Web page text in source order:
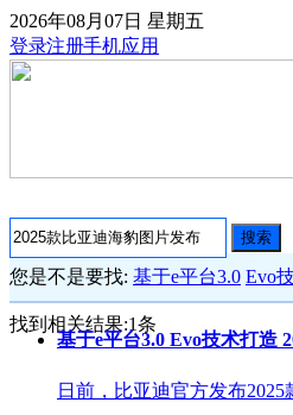
2026年08月07日 星期五
登录注册手机应用
搜索
您是不是要找: 基于e平台3.0 Evo
找到相关结果:1条
基于e平台3.0 Evo技术打造
日前，比亚迪官方发布